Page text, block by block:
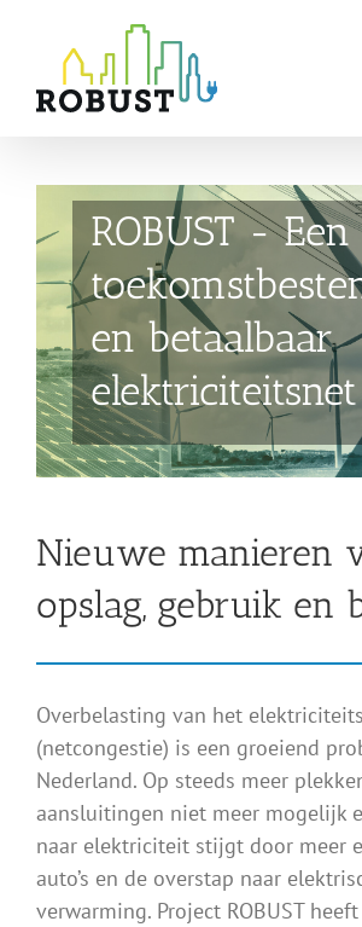
content
ROBUST - Een
en betaalbaar
elektriciteitsnet
Nieuwe manieren
opslag, gebruik en
Overbelasting van het
(netcongestie) is een groeiend
Nederland. Op steeds meer
aansluitingen niet meer mogelijk
naar elektriciteit stijgt door meer
auto’s en de overstap naar
verwarming. Project ROBUST